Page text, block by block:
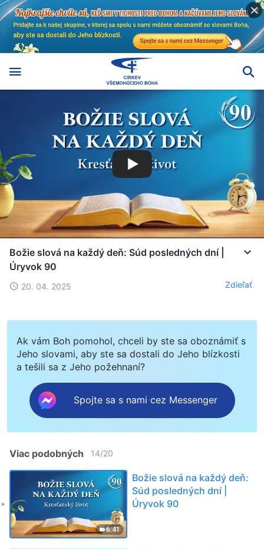
Božie slová na každý deň: Súd posledných dní |
Úryvok 90
20. 04. 2025 Zdieľať
Ak vám Boh pomohol, chceli by ste sa oboznámiť s
Jeho slovami, aby ste sa dostali do Jeho blízkosti
a tešili sa z Jeho požehnaní?
Spojte sa s nami cez Messenger
Viac podobných 14/20
6:41
Božie slová na každý deň:
Súd posledných dní |
Úryvok 90